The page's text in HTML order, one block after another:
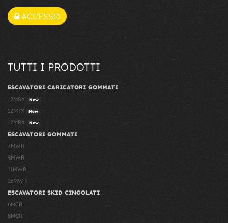
ACCESSO
TUTTI I PRODOTTI
ESCAVATORI CARICATORI GOMMATI
12MSX
New
12MTX New
12MRX New
ESCAVATORI GOMMATI
7MWR
9MWR
11MWR
15MWR
ESCAVATORI SKID CINGOLATI
6MCR
8MCR